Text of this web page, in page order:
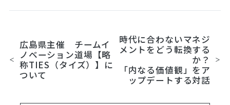
広島県主催 チームイ
ノベーション道場【略
称TIES（タイズ）】に
ついて
時代に合わないマネジ
メントをどう転換する
か？
「内なる価値観」をア
ップデートする対話